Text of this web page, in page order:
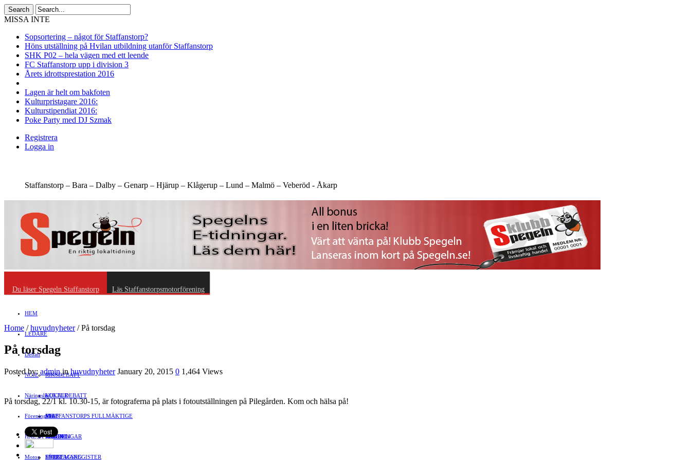
MISSA INTE
Sopsortering – något för Staffanstorp?
Höns utställning på Hvilan utbildning utanför Staffanstorp
SHK P02 – hela vägen med ett leende
FC Staffanstorp upp i division 3
Årets idrottsprestation 2016
Lagen är helt om bakfoten
Kulturpristagare 2016:
Kulturstipendiat 2016:
Poke Party med DJ Szmak
Registrera
Logga in
Staffanstorp – Bara – Dalby – Genarp – Hjärup – Klågerup – Lund – Malmö – Veberöd - Åkarp
Du läser Spegeln Staffanstorp Läs Staffanstorpsmotorförening
HEM
LEDARE
Debatt
RIKSDEBATT
LOKALDEBATT
STAFFANSTORPS FULLMÄKTIGE
VAL 2014
NÖJE
KULTUR
Mat
RESOR
EVENEMANG
Näringsliv
JOBB
HANDEL
FÖRETAGSREGISTER
Föreningsliv
FÖRENINGAR
SPORT
HÄLSA
Motor
Home /huvudnyheter/På torsdag
På torsdag
Posted by: admininhuvudnyheter January 20, 2015 0 1,464 Views
På torsdag, 22/1 kl. 10.30-15, är fotograferna på plats i fotoutställningen på Pilegården. Kom och hälsa på!